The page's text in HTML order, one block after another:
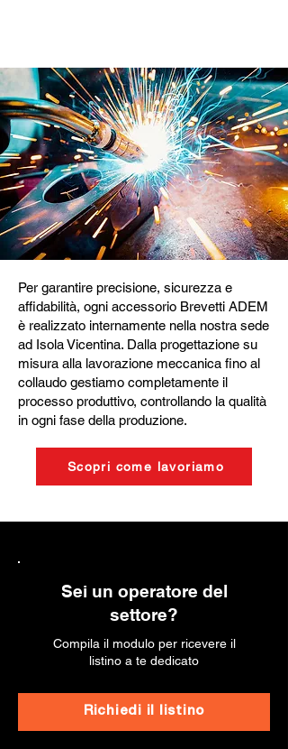
Per garantire precisione, sicurezza e
affidabilità, ogni accessorio Brevetti ADEM
è realizzato internamente nella nostra sede
ad Isola Vicentina. Dalla progettazione su
misura alla lavorazione meccanica fino al
collaudo gestiamo completamente il
processo produttivo, controllando la qualità
in ogni fase della produzione.
Scopri come lavoriamo
Sei un operatore del
settore?
Compila il modulo per ricevere il
listino a te dedicato
Richiedi il listino